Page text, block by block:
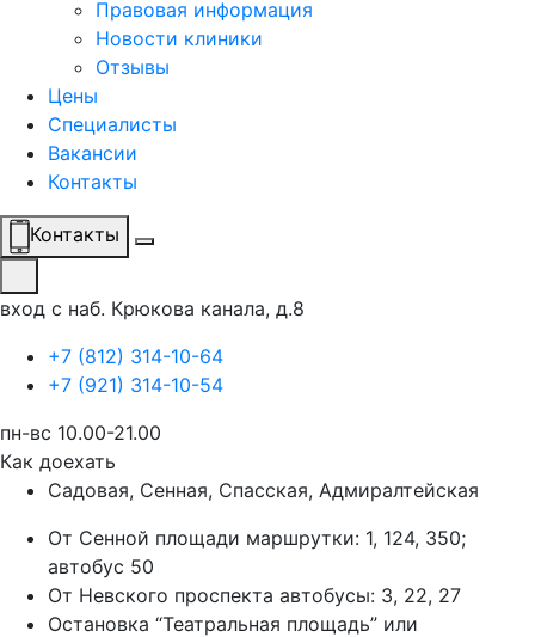
Правовая информация
Новости клиники
Отзывы
Цены
Специалисты
Вакансии
Контакты
Контакты
вход с наб. Крюкова канала, д.8
+7 (812) 314-10-64
+7 (921) 314-10-54
пн-вс 10.00-21.00
Как доехать
Садовая, Сенная, Спасская, Адмиралтейская
От Сенной площади маршрутки: 1, 124, 350;
автобус 50
От Невского проспекта автобусы: 3, 22, 27
Остановка “Театральная площадь” или